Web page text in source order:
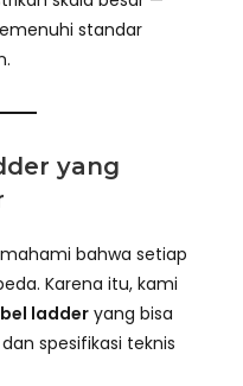
standar
yang
bahwa setiap
Karena itu, kami
ladder yang bisa
spesifikasi teknis